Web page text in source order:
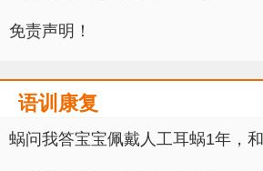
免责声明！
语训康复
蜗问我答宝宝佩戴人工耳蜗1年，和